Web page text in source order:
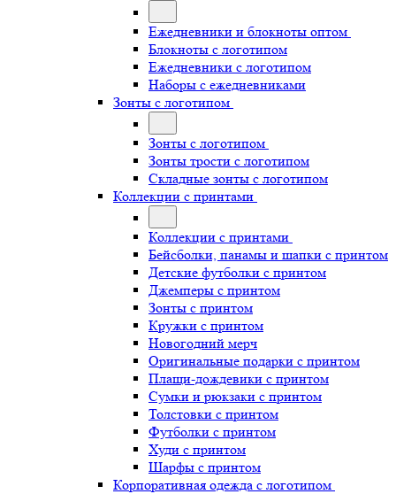
Ежедневники и блокноты оптом
Блокноты с логотипом
Ежедневники с логотипом
Наборы с ежедневниками
Зонты с логотипом
Зонты с логотипом
Зонты трости с логотипом
Складные зонты с логотипом
Коллекции с принтами
Коллекции с принтами
Бейсболки, панамы и шапки с принтом
Детские футболки с принтом
Джемперы с принтом
Зонты с принтом
Кружки с принтом
Новогодний мерч
Оригинальные подарки с принтом
Плащи-дождевики с принтом
Сумки и рюкзаки с принтом
Толстовки с принтом
Футболки с принтом
Худи с принтом
Шарфы с принтом
Корпоративная одежда с логотипом